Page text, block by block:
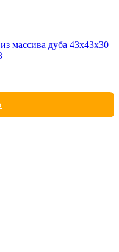
массива дуба 43х43х30